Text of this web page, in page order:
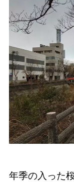
年季の入った